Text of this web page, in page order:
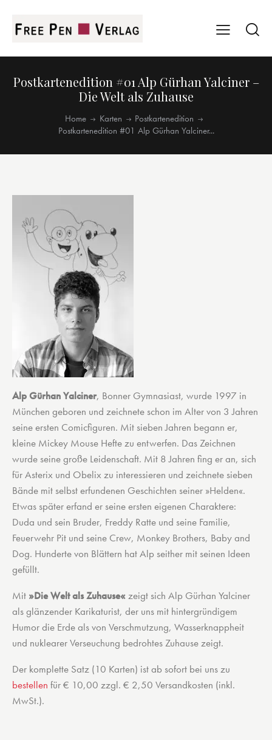
Postkartenedition #01 Alp Gürhan Yalciner –
Die Welt als Zuhause
Home Karten
Postkartenedition
Postkartenedition #01 Alp Gürhan Yalciner...
Alp Gürhan Yalciner, Bonner Gymnasiast, wurde 1997 in
München geboren und zeichnete schon im Alter von 3 Jahren
seine ersten Comicfiguren. Mit sieben Jahren begann er,
kleine Mickey Mouse Hefte zu entwerfen. Das Zeichnen
wurde seine große Leidenschaft. Mit 8 Jahren fing er an, sich
für Asterix und Obelix zu interessieren und zeichnete sieben
Bände mit selbst erfundenen Geschichten seiner »Helden«.
Etwas später erfand er seine ersten eigenen Charaktere:
Duda und sein Bruder, Freddy Ratte und seine Familie,
Feuerwehr Pit und seine Crew, Monkey Brothers, Baby and
Dog. Hunderte von Blättern hat Alp seither mit seinen Ideen
gefüllt.
Mit »Die Welt als Zuhause«zeigt sich Alp Gürhan Yalciner
als glänzender Karikaturist, der uns mit hintergründigem
Humor die Erde als von Verschmutzung, Wasserknappheit
und nuklearer Verseuchung bedrohtes Zuhause zeigt.
Der komplette Satz (10 Karten) ist ab sofort bei uns zu
bestellen für € 10,00 zzgl. € 2,50 Versandkosten (inkl.
MwSt.).